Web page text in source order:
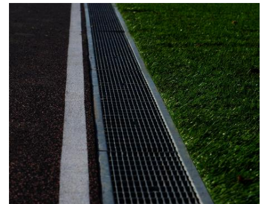
Смотреть проект